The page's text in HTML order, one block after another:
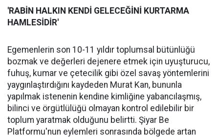
'RABİN HALKIN KENDİ GELECEĞİNİ KURTARMA
HAMLESİDİR'
Egemenlerin son 10-11 yıldır toplumsal bütünlüğü
bozmak ve değerleri dejenere etmek için uyuşturucu,
fuhuş, kumar ve çetecilik gibi özel savaş yöntemlerini
yaygınlaştırdığını kaydeden Murat Kan, bununla
yapılmak istenenin kendine kimliğine yabancılaşmış,
bilinci ve örgütlülüğü olmayan kontrol edilebilir bir
toplum yaratmak olduğunu belirtti. Şiyar Be
Platformu'nun eylemleri sonrasında bölgede artan